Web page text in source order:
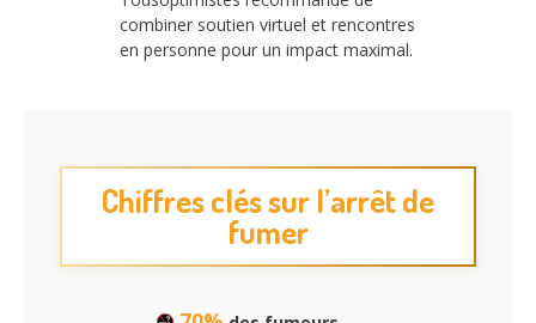
combiner soutien virtuel et rencontres
en personne pour un impact maximal.
Chiffres clés sur l’arrêt de
fumer